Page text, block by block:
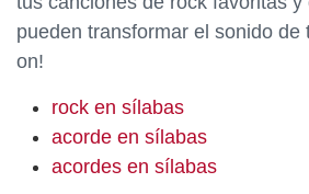
pueden transformar el sonido de
on!
rock en sílabas
acorde en sílabas
acordes en sílabas